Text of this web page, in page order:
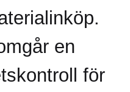
en
för